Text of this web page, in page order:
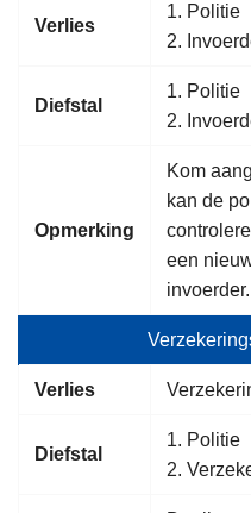
Verlies
1. Politie
2.
Diefstal
1. Politie
2.
Opmerking
Kom
kan de
een
invoerder.
Verlies
Diefstal
1. Politie
2.